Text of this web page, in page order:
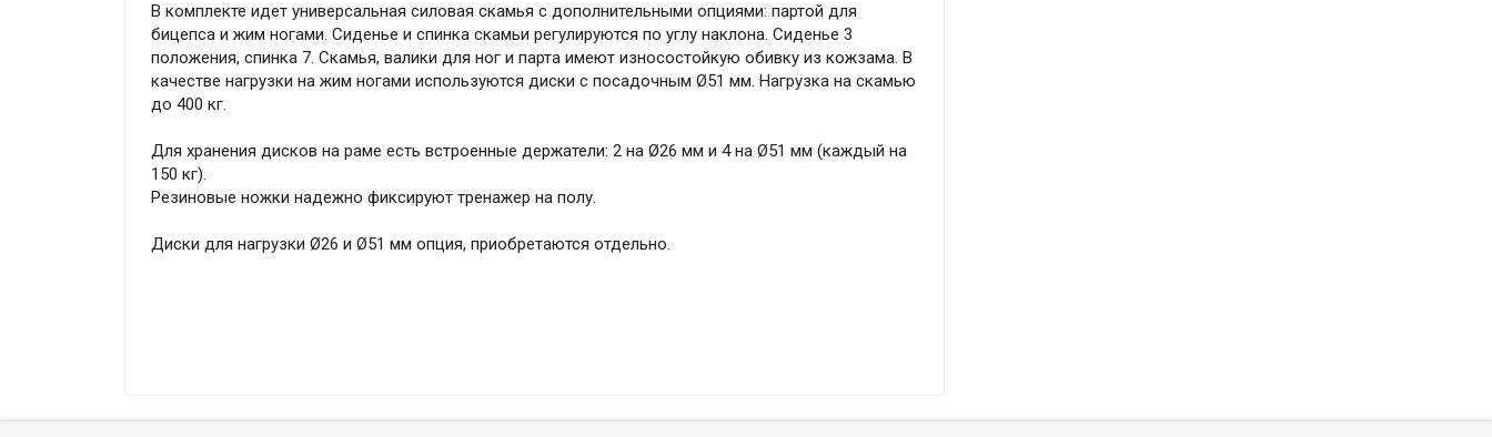
В комплекте идет универсальная силовая скамья с дополнительными опциями: партой для
бицепса и жим ногами. Сиденье и спинка скамьи регулируются по углу наклона. Сиденье 3
положения, спинка 7. Скамья, валики для ног и парта имеют износостойкую обивку из кожзама. В
качестве нагрузки на жим ногами используются диски с посадочным Ø51 мм. Нагрузка на скамью
до 400 кг.
Для хранения дисков на раме есть встроенные держатели: 2 на Ø26 мм и 4 на Ø51 мм (каждый на
150 кг).
Резиновые ножки надежно фиксируют тренажер на полу.
Диски для нагрузки Ø26 и Ø51 мм опция, приобретаются отдельно.